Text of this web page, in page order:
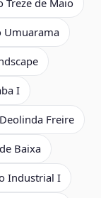
Umuarama
I
Deolinda Freire
Baixa
Industrial I